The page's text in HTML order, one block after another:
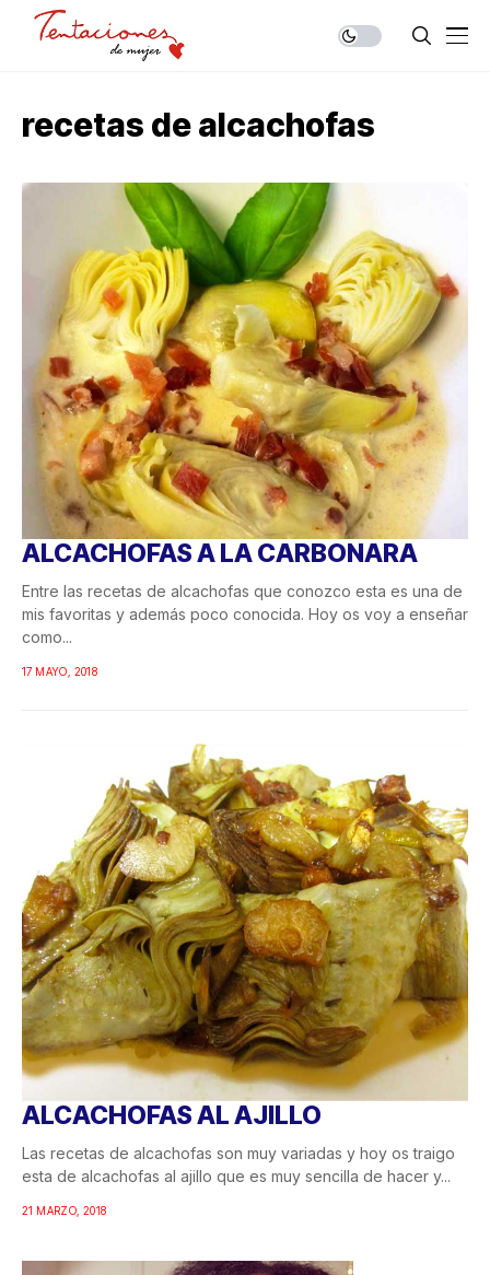
recetas de alcachofas
ALCACHOFAS A LA CARBONARA
Entre las recetas de alcachofas que conozco esta es una de
mis favoritas y además poco conocida. Hoy os voy a enseñar
como...
17 MAYO, 2018
ALCACHOFAS AL AJILLO
Las recetas de alcachofas son muy variadas y hoy os traigo
esta de alcachofas al ajillo que es muy sencilla de hacer y...
21 MARZO, 2018